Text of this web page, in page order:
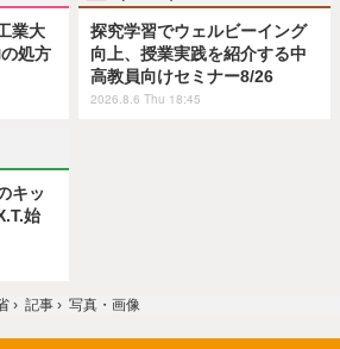
業大
処方
探究学習でウェルビーイング
向上、授業実践を紹介する中
高教員向けセミナー8/26
2026.8.6 Thu 18:45
キッ
始
› 記事 › 写真・画像